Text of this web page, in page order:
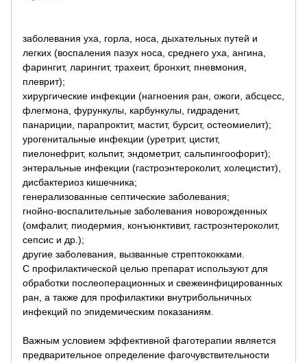
заболевания уха, горла, носа, дыхательных путей и
легких (воспаления пазух носа, среднего уха, ангина,
фарингит, ларингит, трахеит, бронхит, пневмония,
плеврит);
хирургические инфекции (нагноения ран, ожоги, абсцесс,
флегмона, фурункулы, карбункулы, гидраденит,
панариции, парапроктит, мастит, бурсит, остеомиелит);
урогенитальные инфекции (уретрит, цистит,
пиелонефрит, кольпит, эндометрит, сальпингоофорит);
энтеральные инфекции (гастроэнтероколит, холецистит),
дисбактериоз кишечника;
генерализованные септические заболевания;
гнойно-воспалительные заболевания новорожденных
(омфалит, пиодермия, конъюнктивит, гастроэнтероколит,
сепсис и др.);
другие заболевания, вызванные стрептококками.
С профилактической целью препарат используют для
обработки послеоперационных и свежеинфицированных
ран, а также для профилактики внутрибольничных
инфекций по эпидемическим показаниям.
Важным условием эффективной фаготерапии является
предварительное определение фагочувствительности